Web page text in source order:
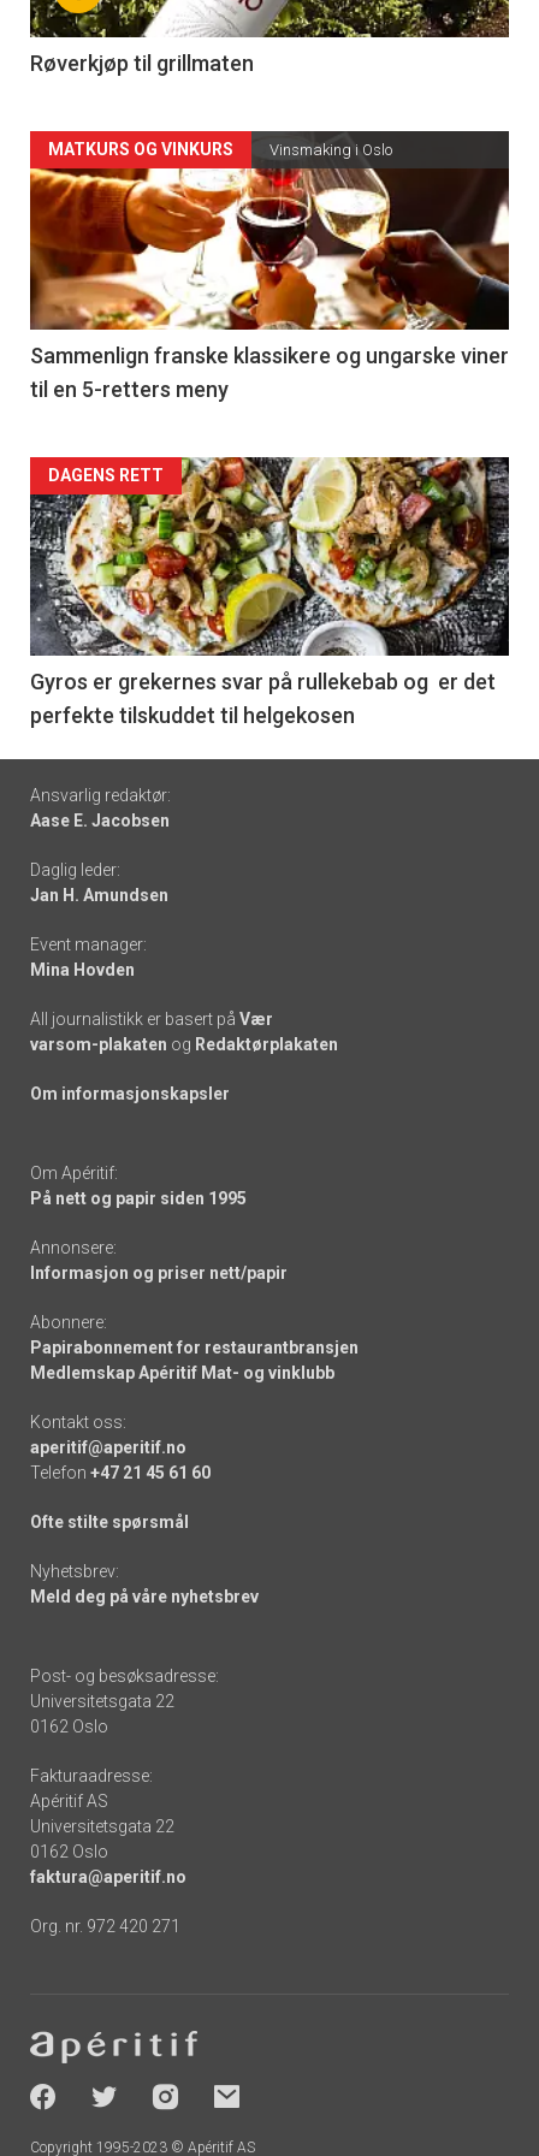
-
4
Røverkjøp til grillmaten
Forsiden
akkurat
nå
-
5
MATKURS OG VINKURS Vinsmaking i Oslo
Sammenlign franske klassikere og ungarske viner
til en 5-retters meny
Forsiden
akkurat
nå
-
6
DAGENS RETT
Gyros er grekernes svar på rullekebab og er det
perfekte tilskuddet til helgekosen
Footer
-
links
Ansvarlig redaktør:
Aase E. Jacobsen
Daglig leder:
Jan H. Amundsen
Event manager:
Mina Hovden
All journalistikk er basert på Vær
varsom-plakaten og Redaktørplakaten
Om informasjonskapsler
Om Apéritif:
På nett og papir siden 1995
Annonsere:
Informasjon og priser nett/papir
Abonnere:
Papirabonnement for restaurantbransjen
Medlemskap Apéritif Mat- og vinklubb
Kontakt oss:
aperitif@aperitif.no
Telefon +47 21 45 61 60
Ofte stilte spørsmål
Nyhetsbrev:
Meld deg på våre nyhetsbrev
Post- og besøksadresse:
Universitetsgata 22
0162 Oslo
Fakturaadresse:
Apéritif AS
Universitetsgata 22
0162 Oslo
faktura@aperitif.no
Org. nr. 972 420 271
-
socials
Copyright 1995-2023 © Apéritif AS